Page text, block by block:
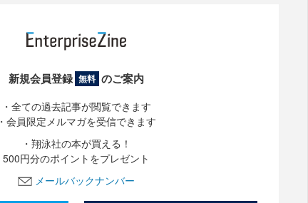
新規会員登録 無料 のご案内
・全ての過去記事が閲覧できます
・会員限定メルマガを受信できます
・翔泳社の本が買える！
500円分のポイントをプレゼント
メールバックナンバー